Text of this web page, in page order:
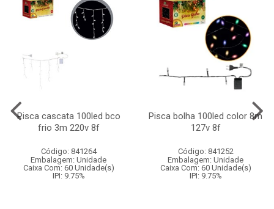
Pisca cascata 100led bco
frio 3m 220v 8f
Código: 841264
Embalagem: Unidade
Caixa Com: 60 Unidade(s)
IPI: 9.75%
Pisca bolha 100led color 8m
127v 8f
Código: 841252
Embalagem: Unidade
Caixa Com: 60 Unidade(s)
IPI: 9.75%